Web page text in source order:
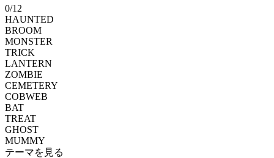
0/12
HAUNTED
BROOM
MONSTER
TRICK
LANTERN
ZOMBIE
CEMETERY
COBWEB
BAT
TREAT
GHOST
MUMMY
テーマを見る